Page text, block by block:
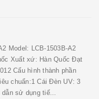
Model: LCB-1503B-A2
Xuất xứ: Hàn Quốc Đạt
Cấu hình thành phần
chuẩn:1 Cái Đèn UV: 3
sử dụng tiế...